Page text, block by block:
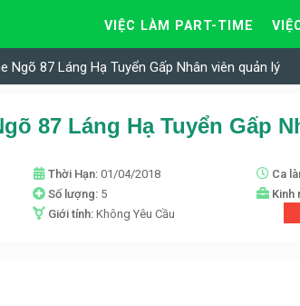
VIỆC LÀM PART-TIME
Ngõ 87 Láng Hạ Tuyển Gấp Nhân viên quản lý
87 Láng Hạ Tuyển Gấp
Thời Hạn: 01/04/2018 Ca
Số lượng: 5 Kinh
Giới tính: Không Yêu Cầu